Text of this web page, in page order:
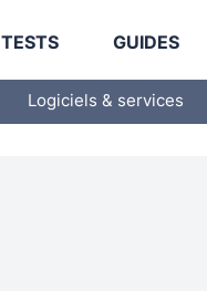
TESTS GUIDES
Logiciels & services